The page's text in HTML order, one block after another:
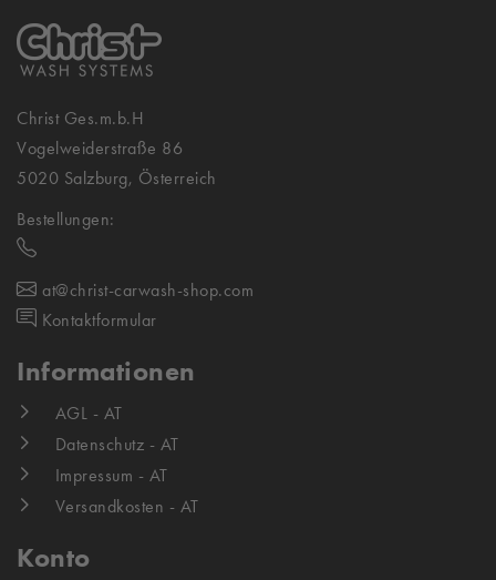
Christ Ges.m.b.H
Vogelweiderstraße 86
5020 Salzburg, Österreich
Bestellungen:
at@christ-carwash-shop.com
Kontaktformular
Informationen
AGL - AT
Datenschutz - AT
Impressum - AT
Versandkosten - AT
Konto